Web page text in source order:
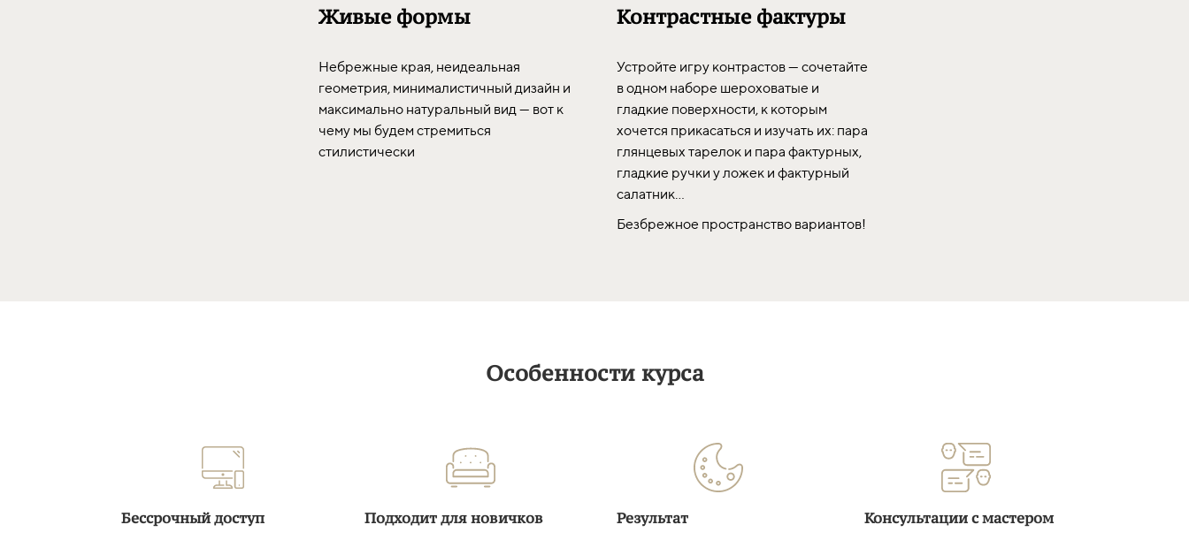
Живые формы
Небрежные края, неидеальная
геометрия, минималистичный дизайн и
максимально натуральный вид — вот к
чему мы будем стремиться
стилистически
Контрастные фактуры
Устройте игру контрастов — сочетайте
в одном наборе шероховатые и
гладкие поверхности, к которым
хочется прикасаться и изучать их: пара
глянцевых тарелок и пара фактурных,
гладкие ручки у ложек и фактурный
салатник...
Безбрежное пространство вариантов!
Особенности курса
Бессрочный доступ Подходит для новичков Результат Консультации с мастером